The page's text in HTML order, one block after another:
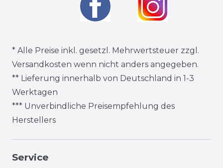
* Alle Preise inkl. gesetzl. Mehrwertsteuer zzgl.
Versandkosten wenn nicht anders angegeben.
** Lieferung innerhalb von Deutschland in 1-3
Werktagen
*** Unverbindliche Preisempfehlung des
Herstellers
Service